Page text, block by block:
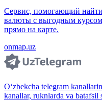
Сервис, помогающий
валюты с выгодным
прямо на карте.
onmap.uz
O‘zbekcha telegram
kanallar, ruknlarda va batafsil